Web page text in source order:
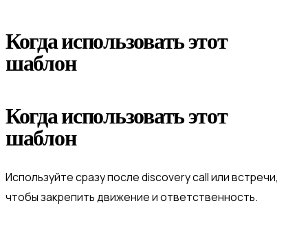
Когда использовать этот
шаблон
Когда использовать этот
шаблон
Используйте сразу после discovery call или встречи,
чтобы закрепить движение и ответственность.